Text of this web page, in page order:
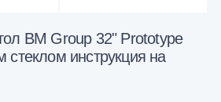
BM Group 32" Prototype
инструкция на